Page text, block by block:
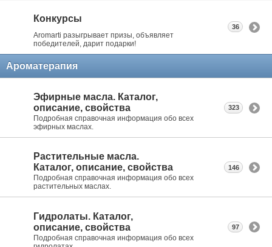
Конкурсы
Aromarti разыгрывает призы, объявляет
победителей, дарит подарки!
36
Ароматерапия
Эфирные масла. Каталог,
описание, свойства
Подробная справочная информация обо всех
эфирных маслах.
323
Растительные масла.
Каталог, описание, свойства
Подробная справочная информация обо всех
растительных маслах.
146
Гидролаты. Каталог,
описание, свойства
Подробная справочная информация обо всех
97